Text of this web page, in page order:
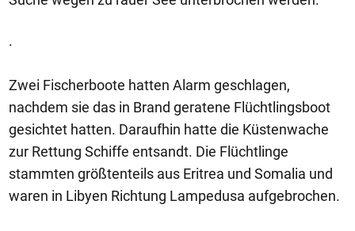
.
Zwei Fischerboote hatten Alarm geschlagen,
nachdem sie das in Brand geratene Flüchtlingsboot
gesichtet hatten. Daraufhin hatte die Küstenwache
zur Rettung Schiffe entsandt. Die Flüchtlinge
stammten größtenteils aus Eritrea und Somalia und
waren in Libyen Richtung Lampedusa aufgebrochen.